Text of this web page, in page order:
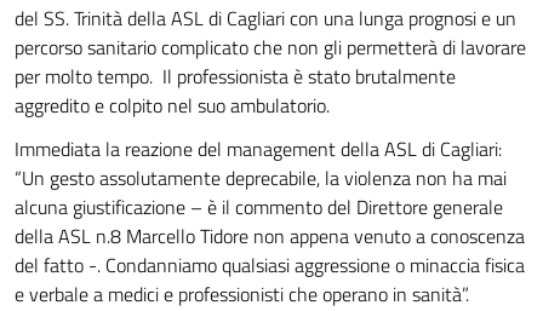
del SS. Trinità della ASL di Cagliari con una lunga prognosi e un
percorso sanitario complicato che non gli permetterà di lavorare
per molto tempo. Il professionista è stato brutalmente
aggredito e colpito nel suo ambulatorio.
Immediata la reazione del management della ASL di Cagliari:
“Un gesto assolutamente deprecabile, la violenza non ha mai
alcuna giustificazione – è il commento del Direttore generale
della ASL n.8 Marcello Tidore non appena venuto a conoscenza
del fatto -. Condanniamo qualsiasi aggressione o minaccia fisica
e verbale a medici e professionisti che operano in sanità”.